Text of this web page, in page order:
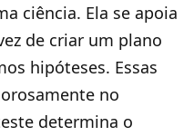
ciência. Ela se apoia
de criar um plano
hipóteses. Essas
no
determina o